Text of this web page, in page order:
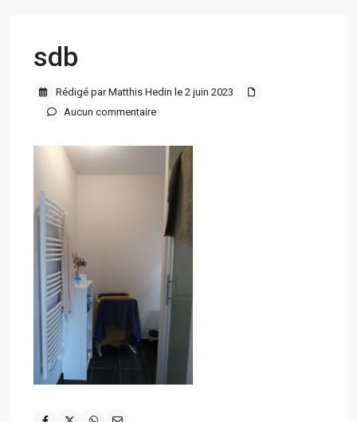
sdb
Rédigé par Matthis Hedin le 2 juin 2023
Aucun commentaire